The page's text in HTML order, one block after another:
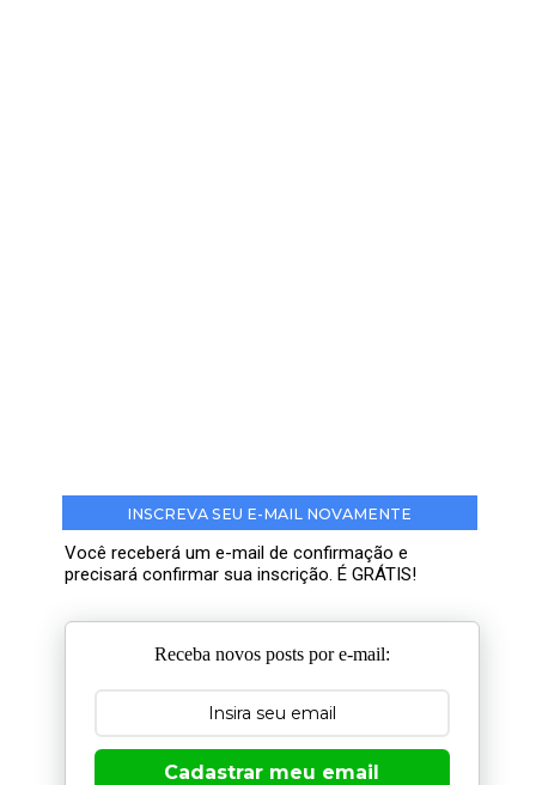
INSCREVA SEU E-MAIL NOVAMENTE
Você receberá um e-mail de confirmação e
precisará confirmar sua inscrição. É GRÁTIS!
Receba novos posts por e-mail:
Cadastrar meu email